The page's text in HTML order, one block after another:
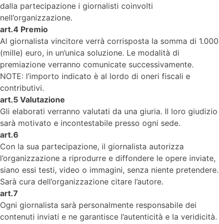
dalla partecipazione i giornalisti coinvolti
nell’organizzazione.
art.4 Premio
Al giornalista vincitore verrà corrisposta la somma di 1.000
(mille) euro, in un’unica soluzione. Le modalità di
premiazione verranno comunicate successivamente.
NOTE: l’importo indicato è al lordo di oneri fiscali e
contributivi.
art.5 Valutazione
Gli elaborati verranno valutati da una giuria. Il loro giudizio
sarà motivato e incontestabile presso ogni sede.
art.6
Con la sua partecipazione, il giornalista autorizza
l’organizzazione a riprodurre e diffondere le opere inviate,
siano essi testi, video o immagini, senza niente pretendere.
Sarà cura dell’organizzazione citare l’autore.
art.7
Ogni giornalista sarà personalmente responsabile dei
contenuti inviati e ne garantisce l’autenticità e la veridicità.